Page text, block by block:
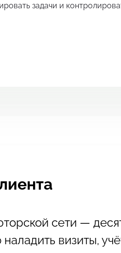
задачи и
сети —
визиты,